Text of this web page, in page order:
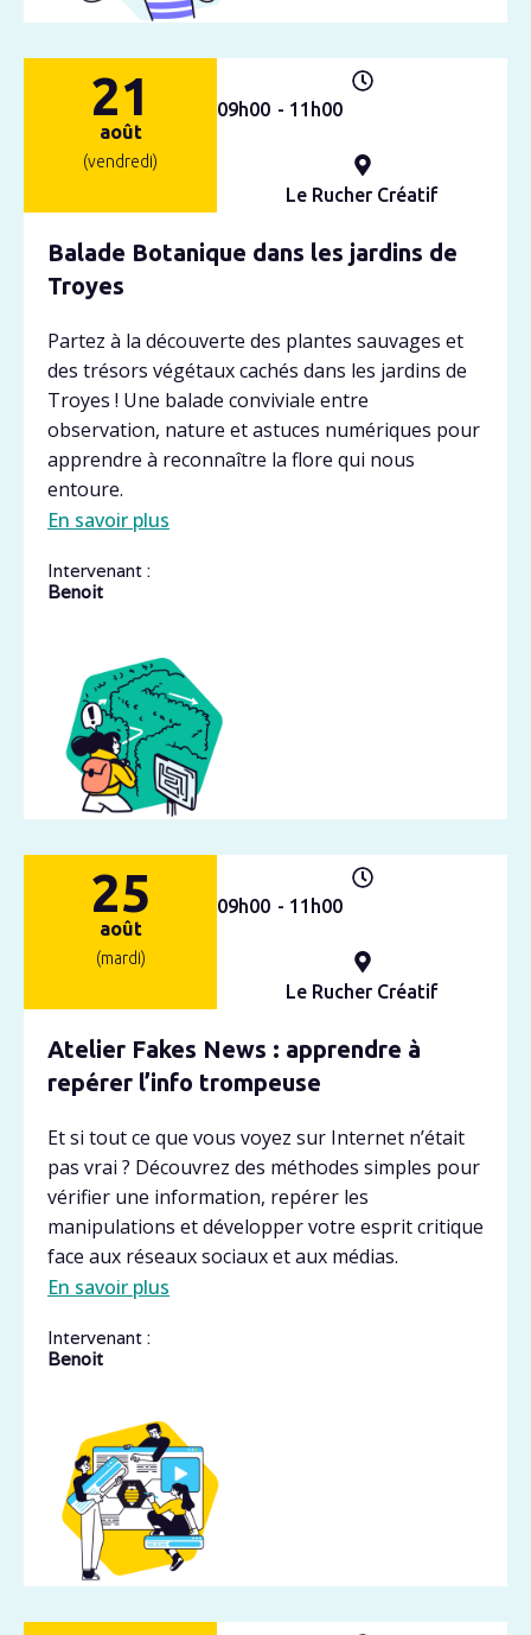
21
août
(vendredi)
09h00 - 11h00
Le Rucher Créatif
Balade Botanique dans les jardins de
Troyes
Partez à la découverte des plantes sauvages et
des trésors végétaux cachés dans les jardins de
Troyes ! Une balade conviviale entre
observation, nature et astuces numériques pour
apprendre à reconnaître la flore qui nous
entoure.
En savoir plus
Intervenant :
Benoit
25
août
(mardi)
09h00 - 11h00
Le Rucher Créatif
Atelier Fakes News : apprendre à
repérer l’info trompeuse
Et si tout ce que vous voyez sur Internet n’était
pas vrai ? Découvrez des méthodes simples pour
vérifier une information, repérer les
manipulations et développer votre esprit critique
face aux réseaux sociaux et aux médias.
En savoir plus
Intervenant :
Benoit